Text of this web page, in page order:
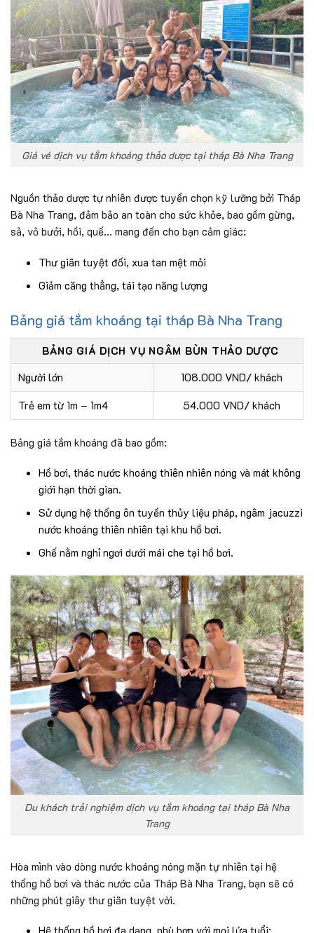
Giá vé dịch vụ tắm khoáng thảo dược tại tháp Bà Nha Trang
Nguồn thảo dược tự nhiên được tuyển chọn kỹ lưỡng bởi Tháp
Bà Nha Trang, đảm bảo an toàn cho sức khỏe, bao gồm gừng,
sả, vỏ bưởi, hồi, quế… mang đến cho bạn cảm giác:
Thư giãn tuyệt đối, xua tan mệt mỏi
Giảm căng thẳng, tái tạo năng lượng
Bảng giá tắm khoáng tại tháp Bà Nha Trang
BẢNG GIÁ DỊCH VỤ NGÂM BÙN THẢO DƯỢC
Người lớn
108.000 VND/ khách
Trẻ em từ 1m – 1m4
54.000 VND/ khách
Bảng giá tắm khoáng đã bao gồm:
Hồ bơi, thác nước khoáng thiên nhiên nóng và mát không
giới hạn thời gian.
Sử dụng hệ thống ôn tuyền thủy liệu pháp, ngâm jacuzzi
nước khoáng thiên nhiên tại khu hồ bơi.
Ghế nằm nghỉ ngơi dưới mái che tại hồ bơi.
Du khách trải nghiệm dịch vụ tắm khoáng tại tháp Bà Nha
Trang
Hòa mình vào dòng nước khoáng nóng mặn tự nhiên tại hệ
thống hồ bơi và thác nước của Tháp Bà Nha Trang, bạn sẽ có
những phút giây thư giãn tuyệt vời.